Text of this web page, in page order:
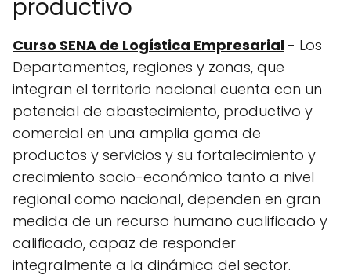
productivo
Curso SENA de Logística Empresarial - Los
Departamentos, regiones y zonas, que
integran el territorio nacional cuenta con un
potencial de abastecimiento, productivo y
comercial en una amplia gama de
productos y servicios y su fortalecimiento y
crecimiento socio-económico tanto a nivel
regional como nacional, dependen en gran
medida de un recurso humano cualificado y
calificado, capaz de responder
integralmente a la dinámica del sector.